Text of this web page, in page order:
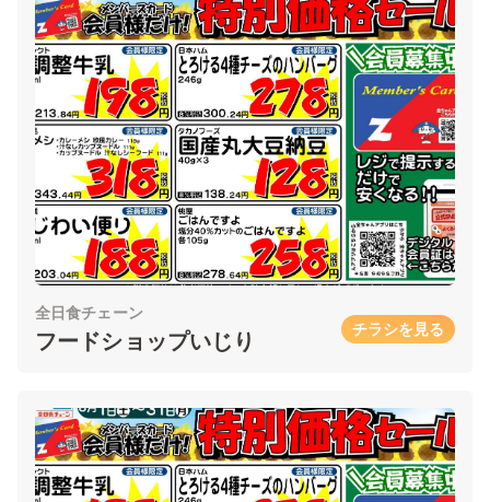
全日食チェーン
フードショップいじり チラシを見る